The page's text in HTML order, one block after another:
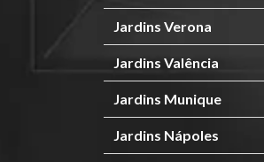
Jardins Verona
Jardins Valência
Jardins Munique
Jardins Nápoles